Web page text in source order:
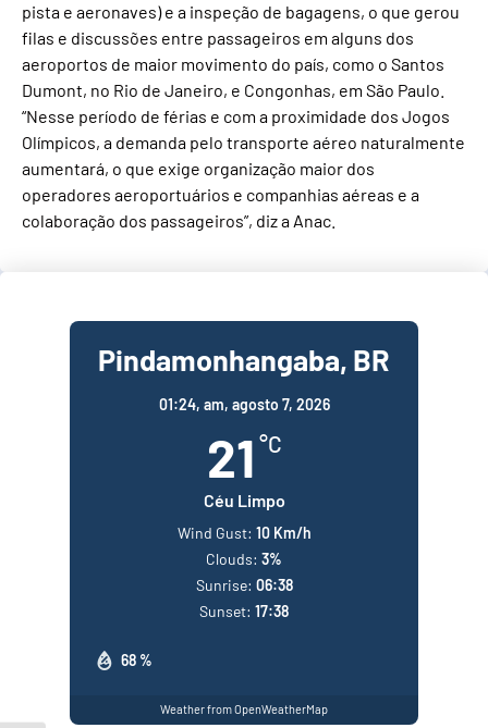
pista e aeronaves) e a inspeção de bagagens, o que gerou
filas e discussões entre passageiros em alguns dos
aeroportos de maior movimento do país, como o Santos
Dumont, no Rio de Janeiro, e Congonhas, em São Paulo.
“Nesse período de férias e com a proximidade dos Jogos
Olímpicos, a demanda pelo transporte aéreo naturalmente
aumentará, o que exige organização maior dos
operadores aeroportuários e companhias aéreas e a
colaboração dos passageiros”, diz a Anac.
Pindamonhangaba, BR
01:24, am, agosto 7, 2026
21 °C
Céu Limpo
68 %
Wind Gust: 10 Km/h
Clouds: 3%
Sunrise: 06:38
Sunset: 17:38
Weather from OpenWeatherMap